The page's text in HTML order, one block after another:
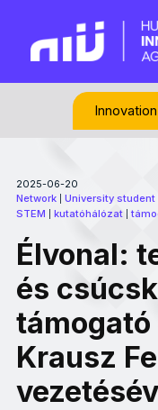
2025-06-20
Network| University student|
STEM kutatóhálózat|
Élvonal:
és
Krausz